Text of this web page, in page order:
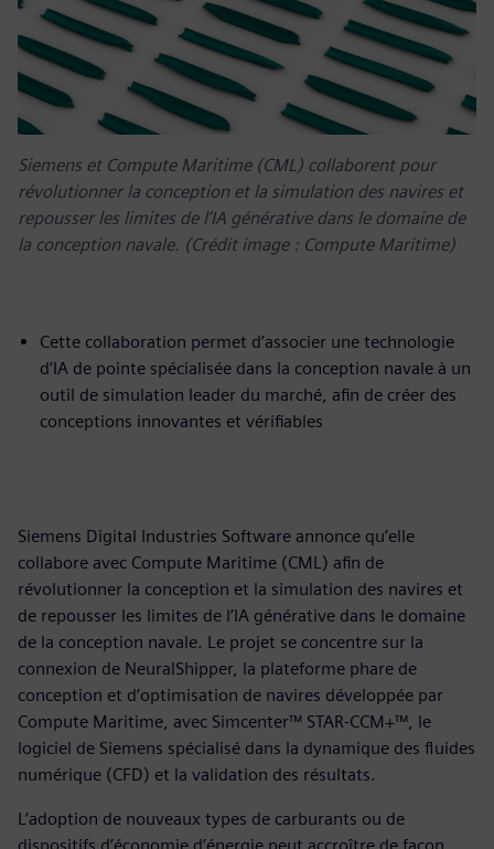
Siemens et Compute Maritime (CML) collaborent pour
révolutionner la conception et la simulation des navires et
repousser les limites de l’IA générative dans le domaine de
la conception navale. (Crédit image : Compute Maritime)
Cette collaboration permet d’associer une technologie
d’IA de pointe spécialisée dans la conception navale à un
outil de simulation leader du marché, afin de créer des
conceptions innovantes et vérifiables
Siemens Digital Industries Software annonce qu’elle
collabore avec Compute Maritime (CML) afin de
révolutionner la conception et la simulation des navires et
de repousser les limites de l’IA générative dans le domaine
de la conception navale. Le projet se concentre sur la
connexion de NeuralShipper, la plateforme phare de
conception et d’optimisation de navires développée par
Compute Maritime, avec Simcenter™ STAR-CCM+™, le
logiciel de Siemens spécialisé dans la dynamique des fluides
numérique (CFD) et la validation des résultats.
L’adoption de nouveaux types de carburants ou de
dispositifs d’économie d’énergie peut accroître de façon